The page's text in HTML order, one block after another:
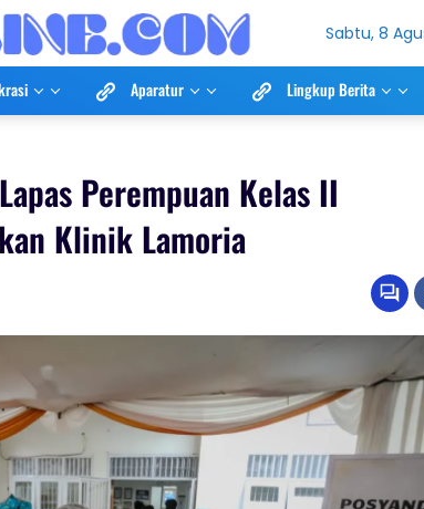
Sabtu, 8
Aparatur Lingkup Berita
Perempuan Kelas II
Klinik Lamoria